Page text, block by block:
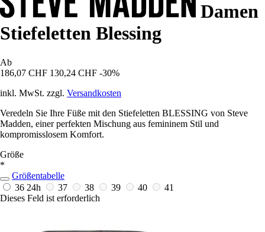
Damen
Stiefeletten Blessing
Ab
186,07 CHF 130,24 CHF -30%
inkl. MwSt. zzgl. Versandkosten
Veredeln Sie Ihre Füße mit den Stiefeletten BLESSING von Steve
Madden, einer perfekten Mischung aus femininem Stil und
kompromisslosem Komfort.
Größe
*
Größentabelle
36 24h 37 38 39 40
41
Dieses Feld ist erforderlich